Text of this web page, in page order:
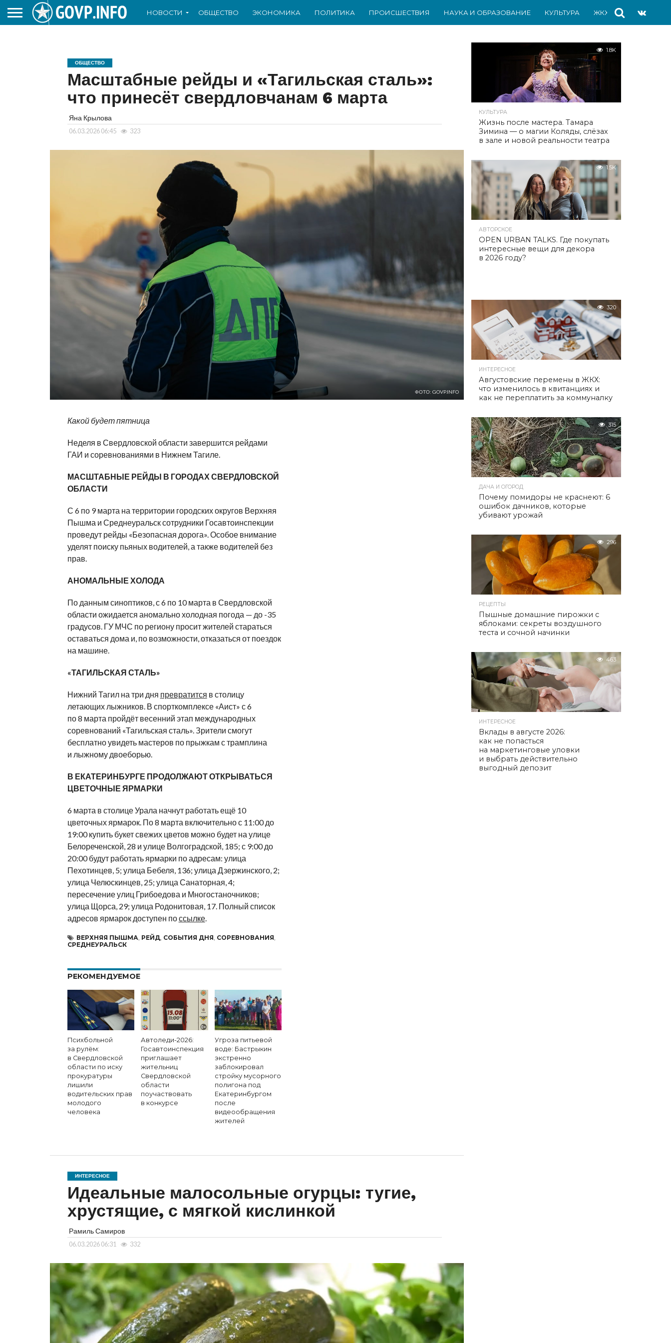
НОВОСТИ ОБЩЕСТВО ЭКОНОМИКА ПОЛИТИКА ПРОИСШЕСТВИЯ НАУКА И ОБРАЗОВАНИЕ КУЛЬТУРА ЖКХ СПОРТ
ОБЩЕСТВО
Масштабные рейды и «Тагильская сталь»:
что принесёт свердловчанам 6 марта
Яна Крылова
06.03.2026 06:45 323
ФОТО: GOVP.INFO
Какой будет пятница
Неделя в Свердловской области завершится рейдами
ГАИ и соревнованиями в Нижнем Тагиле.
МАСШТАБНЫЕ РЕЙДЫ В ГОРОДАХ СВЕРДЛОВСКОЙ
ОБЛАСТИ
С 6 по 9 марта на территории городских округов Верхняя
Пышма и Среднеуральск сотрудники Госавтоинспекции
проведут рейды «Безопасная дорога». Особое внимание
уделят поиску пьяных водителей, а также водителей без
прав.
АНОМАЛЬНЫЕ ХОЛОДА
По данным синоптиков, с 6 по 10 марта в Свердловской
области ожидается аномально холодная погода — до -35
градусов. ГУ МЧС по региону просит жителей стараться
оставаться дома и, по возможности, отказаться от поездок
на машине.
«ТАГИЛЬСКАЯ СТАЛЬ»
Нижний Тагил на три дня превратится в столицу
летающих лыжников. В спорткомплексе «Аист» с 6
по 8 марта пройдёт весенний этап международных
соревнований «Тагильская сталь». Зрители смогут
бесплатно увидеть мастеров по прыжкам с трамплина
и лыжному двоеборью.
В ЕКАТЕРИНБУРГЕ ПРОДОЛЖАЮТ ОТКРЫВАТЬСЯ
ЦВЕТОЧНЫЕ ЯРМАРКИ
6 марта в столице Урала начнут работать ещё 10
цветочных ярмарок. По 8 марта включительно с 11:00 до
19:00 купить букет свежих цветов можно будет на улице
Белореченской, 28 и улице Волгоградской, 185; с 9:00 до
20:00 будут работать ярмарки по адресам: улица
Пехотинцев, 5; улица Бебеля, 136; улица Дзержинского, 2;
улица Челюскинцев, 25; улица Санаторная, 4;
пересечение улиц Грибоедова и Многостаночников;
улица Щорса, 29; улица Родонитовая, 17. Полный список
адресов ярмарок доступен поссылке.
ВЕРХНЯЯ ПЫШМА, РЕЙД, СОБЫТИЯ ДНЯ, СОРЕВНОВАНИЯ,
СРЕДНЕУРАЛЬСК
РЕКОМЕНДУЕМОЕ
Психбольной
за рулём:
в Свердловской
области по иску
прокуратуры
лишили
водительских прав
молодого
человека
Автоледи-2026:
Госавтоинспекция
приглашает
жительниц
Свердловской
области
поучаствовать
в конкурсе
Угроза питьевой
воде: Бастрыкин
экстренно
заблокировал
стройку мусорного
полигона под
Екатеринбургом
после
видеообращения
жителей
ИНТЕРЕСНОЕ
Идеальные малосольные огурцы: тугие,
хрустящие, с мягкой кислинкой
Рамиль Самиров
06.03.2026 06:31 332
1.8K
КУЛЬТУРА
Жизнь после мастера. Тамара
Зимина — о магии Коляды, слёзах
в зале и новой реальности театра
1.5K
АВТОРСКОЕ
OPEN URBAN TALKS. Где покупать
интересные вещи для декора
в 2026 году?
320
ИНТЕРЕСНОЕ
Августовские перемены в ЖКХ:
что изменилось в квитанциях и
как не переплатить за коммуналку
315
ДАЧА И ОГОРОД
Почему помидоры не краснеют: 6
ошибок дачников, которые
убивают урожай
296
РЕЦЕПТЫ
Пышные домашние пирожки с
яблоками: секреты воздушного
теста и сочной начинки
463
ИНТЕРЕСНОЕ
Вклады в августе 2026:
как не попасться
на маркетинговые уловки
и выбрать действительно
выгодный депозит